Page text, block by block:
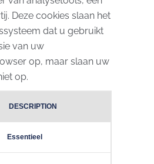
Deze cookies slaan het
dat u gebruikt
van uw
op, maar slaan uw
op.
DESCRIPTION
Essentieel